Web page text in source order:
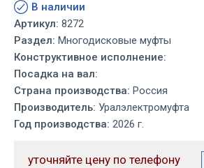
В наличии
Артикул: 8272
Раздел: Многодисковые муфты
Конструктивное исполнение:
Посадка на вал:
Страна производства: Россия
Производитель: Уралэлектромуфта
Год производства: 2026 г.
уточняйте цену по телефону